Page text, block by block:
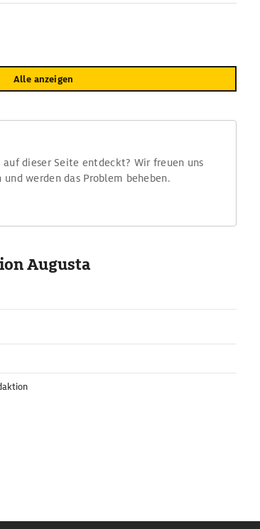
Alle anzeigen
dieser Seite entdeckt? Wir freuen uns
werden das Problem beheben.
Augusta